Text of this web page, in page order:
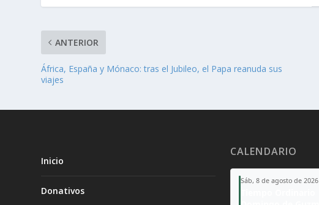
ANTERIOR
África, España y Mónaco: tras el Jubileo, el Papa reanuda sus
viajes
Inicio
Donativos
CALENDARIO
Sáb, 8 de agosto de 2026